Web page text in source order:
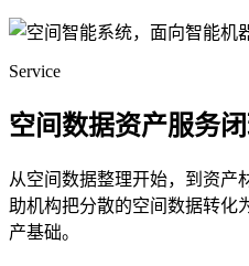
Service
空间数据资产服务
从空间数据整理开始，到资产
助机构把分散的空间数据转化
产基础。